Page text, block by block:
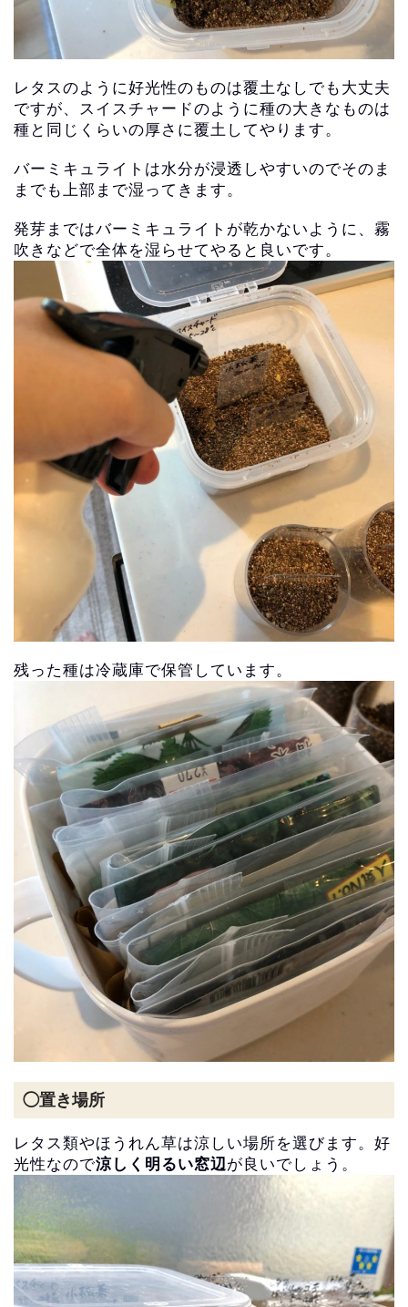
レタスのように好光性のものは覆土なしでも大丈夫
ですが、 スイスチャードのように種の大きなものは
種と同じくらいの厚さに覆土してやります。
バーミキュライトは水分が浸透しやすいのでそのま
までも上部まで湿ってきます。
発芽まではバーミキュライトが乾かないように、 霧
吹きなどで全体を湿らせてやると良いです。
残った種は冷蔵庫で保管しています。
◯置き場所
レタス類やほうれん草は涼しい場所を選びます。 好
光性なので涼しく明るい窓辺が良いでしょう。